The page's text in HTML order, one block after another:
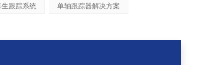
跟踪系统
单轴跟踪器解决方案